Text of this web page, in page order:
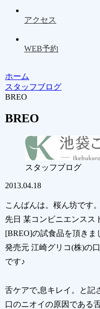
アクセス
WEB予約
ホーム
スタッフブログ
BREO
BREO
スタッフブログ
2013.04.18
こんばんは。桜ん坊です。
先日 某コンビニエンスス
[BREO]の試食品を頂きま
発売元 江崎グリコ(株)の
です♪
舌ケアで,息キレイ。と記
口のニオイの原因である